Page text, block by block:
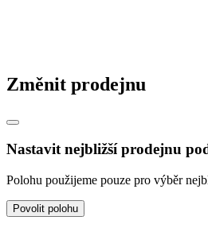
Změnit prodejnu
Nastavit nejbližší prodejnu
Polohu použijeme pouze pro výběr
Povolit polohu